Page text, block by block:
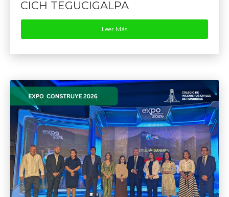
CICH TEGUCIGALPA
Leer Más